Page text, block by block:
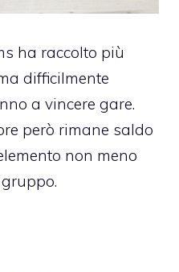
ha raccolto più
difficilmente
a vincere gare.
però rimane saldo
non meno